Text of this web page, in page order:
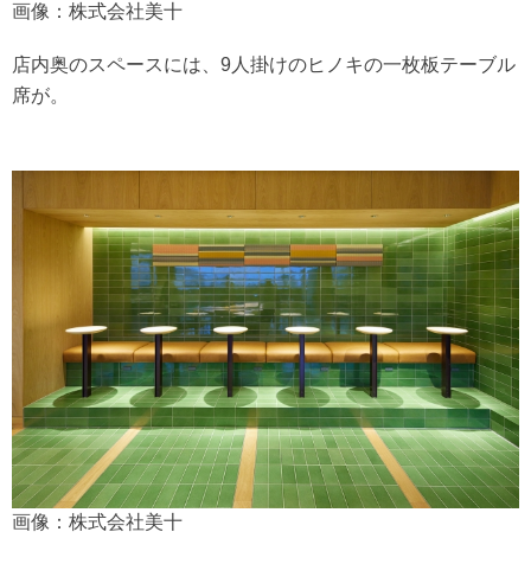
画像：株式会社美十
店内奥のスペースには、9人掛けのヒノキの一枚板テーブル
席が。
画像：株式会社美十